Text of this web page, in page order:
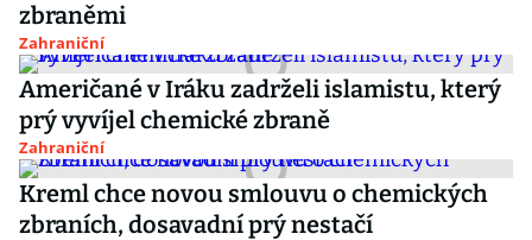
zbraněmi
Zahraniční
Američané v Iráku zadrželi islamistu, který
prý vyvíjel chemické zbraně
Zahraniční
Kreml chce novou smlouvu o chemických
zbraních, dosavadní prý nestačí